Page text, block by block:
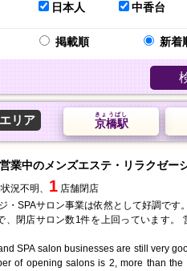
日本人 中香台
掲載順 新着
リア 京橋駅
きょうばし
業中のメンズエステ・リラクゼー
況不明、 1 店舗閉店
・SPAサロン事業は依然として好調で
、閉店サロン数1件を上回っています
SPA salon businesses are still very
of opening salons is 2, more than